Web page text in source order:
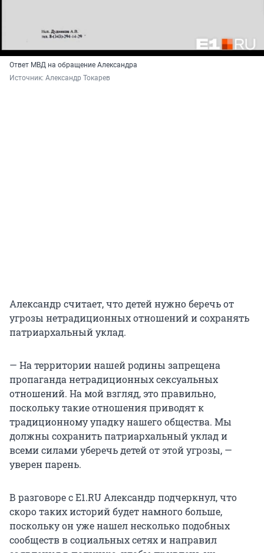
Ответ МВД на обращение Александра
Источник: Александр Токарев
Александр считает, что детей нужно беречь от
угрозы нетрадиционных отношений и сохранять
патриархальный уклад.
— На территории нашей родины запрещена
пропаганда нетрадиционных сексуальных
отношений. На мой взгляд, это правильно,
поскольку такие отношения приводят к
традиционному упадку нашего общества. Мы
должны сохранить патриархальный уклад и
всеми силами уберечь детей от этой угрозы, —
уверен парень.
В разговоре с E1.RU Александр подчеркнул, что
скоро таких историй будет намного больше,
поскольку он уже нашел несколько подобных
сообществ в социальных сетях и направил